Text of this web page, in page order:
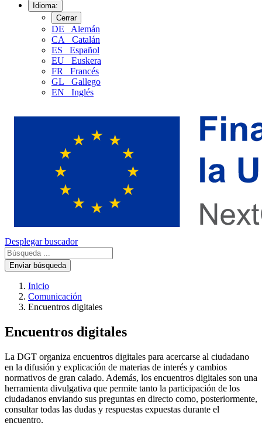
Idioma:
Cerrar
DE
Alemán
CA
Catalán
ES
Español
EU
Euskera
FR
Francés
GL
Gallego
EN
Inglés
Desplegar buscador
Enviar búsqueda
Inicio
Comunicación
Encuentros digitales
Encuentros digitales
La DGT organiza encuentros digitales para acercarse al ciudadano
en la difusión y explicación de materias de interés y cambios
normativos de gran calado. Además, los encuentros digitales son una
herramienta divulgativa que permite tanto la participación de los
ciudadanos enviando sus preguntas en directo como, posteriormente,
consultar todas las dudas y respuestas expuestas durante el
encuentro.